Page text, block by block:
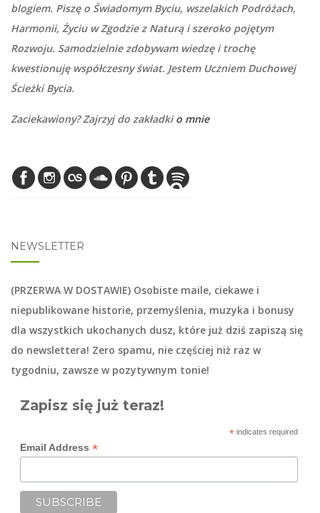
blogiem. Piszę o Świadomym Byciu, wszelakich Podróżach,
Harmonii, Życiu w Zgodzie z Naturą i szeroko pojętym
Rozwoju. Samodzielnie zdobywam wiedzę i trochę
kwestionuję współczesny świat. Jestem Uczniem Duchowej
Ścieżki Bycia.
Zaciekawiony? Zajrzyj do zakładkio mnie
NEWSLETTER
(PRZERWA W DOSTAWIE) Osobiste maile, ciekawe i
niepublikowane historie, przemyślenia, muzyka i bonusy
dla wszystkich ukochanych dusz, które już dziś zapiszą się
do newslettera! Zero spamu, nie częściej niż raz w
tygodniu, zawsze w pozytywnym tonie!
Zapisz się już teraz!
*indicates required
Email Address *